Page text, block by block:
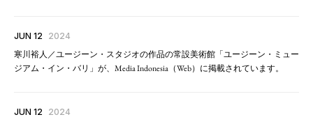
JUN 12 2024
寒川裕人／ユージーン・スタジオの作品の常設美術館「ユージーン・ミュー
ジアム・イン・バリ」が、Media Indonesia（Web）に掲載されています。
JUN 12 2024